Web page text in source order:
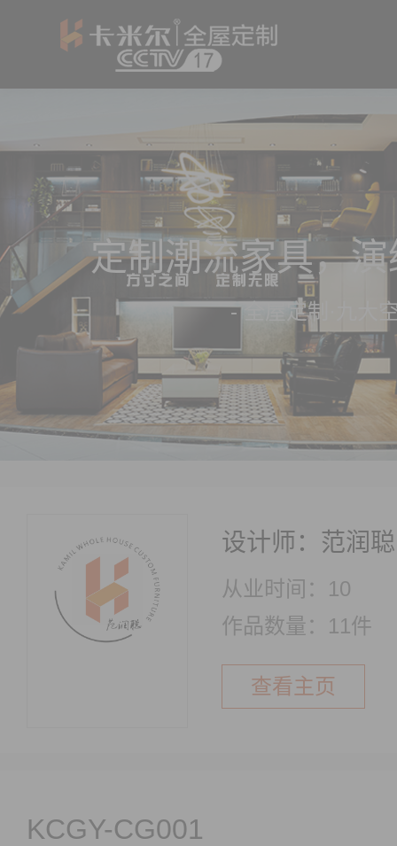
定制潮流家具，
- 全屋定制·九大
设计师：范润聪
从业时间：10
作品数量：11件
查看主页
KCGY-CG001